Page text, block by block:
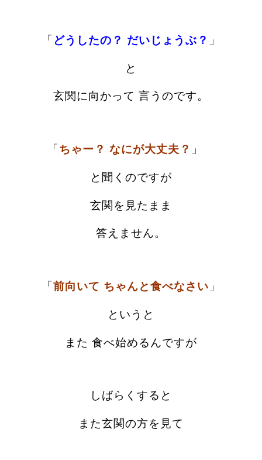
「 どうしたの？ だいじょうぶ？ 」
と
玄関に向かって 言うのです。
「 ちゃー？ なにが大丈夫？ 」
と聞くのですが
玄関を見たまま
答えません。
「 前向いて ちゃんと食べなさい 」
というと
また 食べ始めるんですが
しばらくすると
また玄関の方を見て